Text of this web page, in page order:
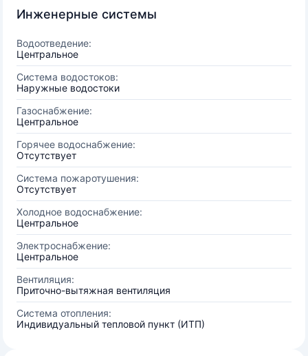
Инженерные системы
Водоотведение:
Центральное
Система водостоков:
Наружные водостоки
Газоснабжение:
Центральное
Горячее водоснабжение:
Отсутствует
Система пожаротушения:
Отсутствует
Холодное водоснабжение:
Центральное
Электроснабжение:
Центральное
Вентиляция:
Приточно-вытяжная вентиляция
Система отопления:
Индивидуальный тепловой пункт (ИТП)